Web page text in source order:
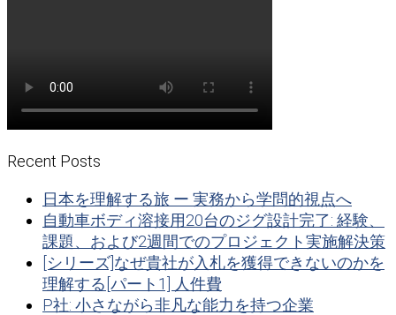
Recent Posts
日本を理解する旅 ー 実務から学問的視点へ
自動車ボディ溶接用20台のジグ設計完了: 経験、
課題、および2週間でのプロジェクト実施解決策
[シリーズ]なぜ貴社が入札を獲得できないのかを
理解する[パート1] 人件費
P社: 小さながら非凡な能力を持つ企業